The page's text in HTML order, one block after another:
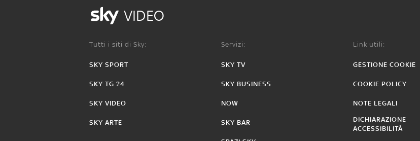
VIDEO
Tutti i siti di Sky:
SKY SPORT
SKY TG 24
SKY VIDEO
SKY ARTE
Servizi:
SKY TV
SKY BUSINESS
NOW
SKY BAR
Link utili:
GESTIONE COOKIE
COOKIE POLICY
NOTE LEGALI
DICHIARAZIONE
ACCESSIBILITÀ